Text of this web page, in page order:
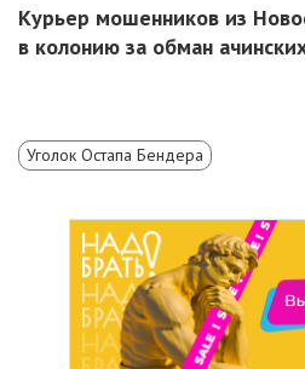
Курьер мошенников из
в колонию за обман
Уголок Остапа Бендера